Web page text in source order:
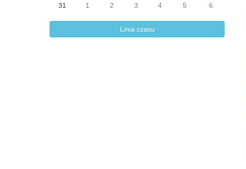
31
1 2 3 4 5 6
Linia czasu